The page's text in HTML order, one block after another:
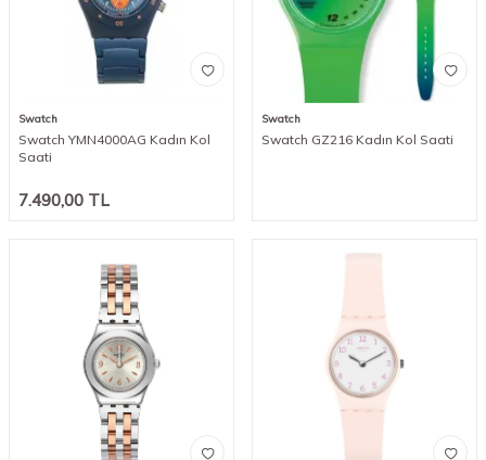
Swatch
Swatch YMN4000AG Kadın Kol
Saati
7.490,00 TL
Swatch
Swatch GZ216 Kadın Kol Saati